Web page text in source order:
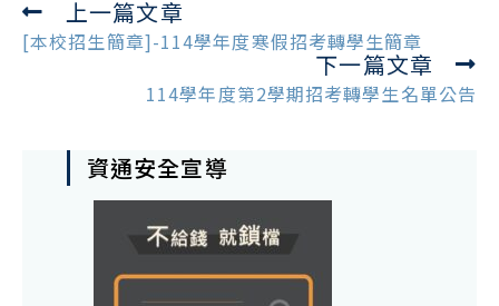
Read
more
上一篇文章
[本校招生簡章]-114學年度寒假招考轉學生簡章
下一篇文章
114學年度第2學期招考轉學生名單公告
資通安全宣導